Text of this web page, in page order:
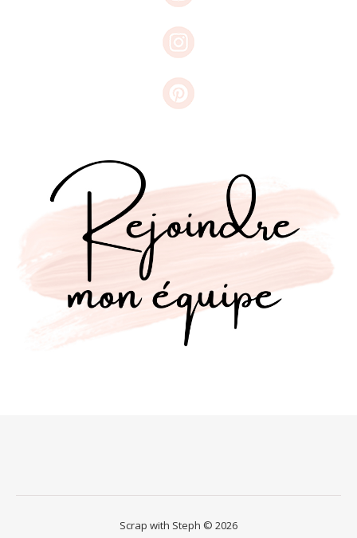
Scrap with Steph © 2026